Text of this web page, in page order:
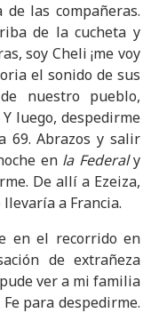
las compañeras.
de la cucheta y
soy Cheli ¡me voy
el sonido de sus
nuestro pueblo,
Y luego, despedirme
69. Abrazos y salir
en la Federaly
De allí a Ezeiza,
a Francia.
en el recorrido en
de extrañeza
ver a mi familia
para despedirme.